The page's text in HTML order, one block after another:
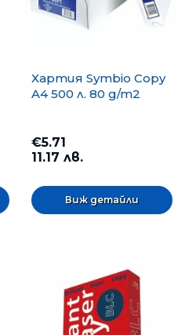
Хартия Symbio Copy
A4 500 л. 80 g/m2
€5.71
11.17 лв.
Виж детайли